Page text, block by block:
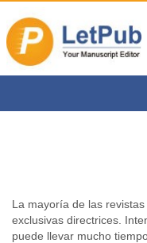
La mayoría de las
exclusivas directrices.
puede llevar mucho